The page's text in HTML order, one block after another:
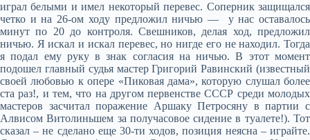
играл белыми и имел некоторый перевес. Соперник защищался
четко и на 26-ом ходу предложил ничью — у нас оставалось
минут по 20 до контроля. Свешников, делая ход, предложил
ничью. Я искал и искал перевес, но нигде его не находил. Тогда
я подал ему руку в знак согласия на ничью. В этот момент
подошел главный судья мастер Григорий Равинский (известный
своей любовью к опере «Пиковая дама», которую слушал более
ста раз!, и тем, что на другом первенстве СССР среди молодых
мастеров засчитал поражение Аршаку Петросяну в партии с
Алвисом Витолиньшем за получасовое сидение в туалете!). Тот
сказал – не сделано еще 30-ти ходов, позиция неясна – играйте.